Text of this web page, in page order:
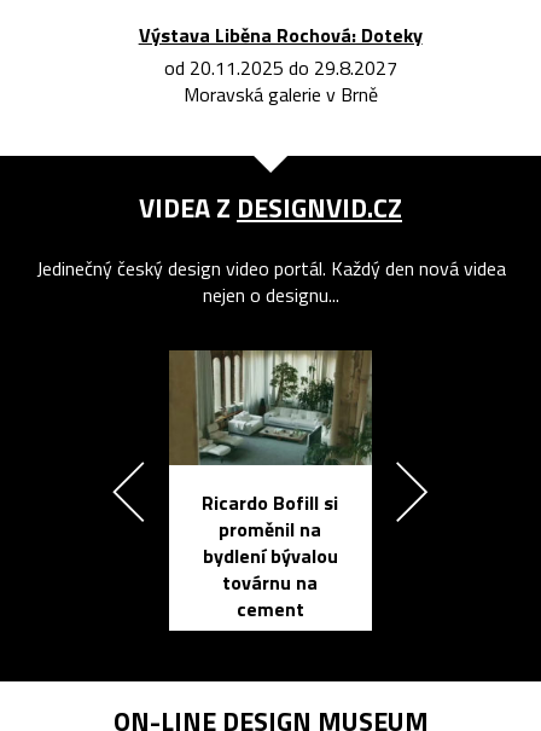
Výstava Liběna Rochová: Doteky
od 20.11.2025 do 29.8.2027
Moravská galerie v Brně
VIDEA Z DESIGNVID.CZ
Jedinečný český design video portál. Každý den nová videa
nejen o designu...
Ricardo Bofill si
proměnil na
bydlení bývalou
továrnu na
cement
ON-LINE DESIGN MUSEUM